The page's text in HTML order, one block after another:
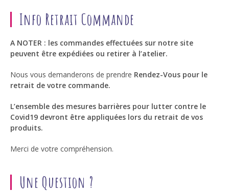
Info Retrait Commande
A NOTER : les commandes effectuées sur notre site
peuvent être expédiées ou retirer à l’atelier.
Nous vous demanderons de prendre Rendez-Vous pour le
retrait de votre commande.
L’ensemble des mesures barrières pour lutter contre le
Covid19 devront être appliquées lors du retrait de vos
produits.
Merci de votre compréhension.
Une Question ?